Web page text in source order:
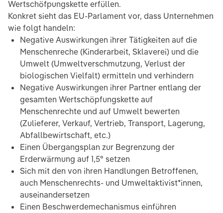
Wertschöfpungskette erfüllen.
Konkret sieht das EU-Parlament vor, dass Unternehmen
wie folgt handeln:
Negative Auswirkungen ihrer Tätigkeiten auf die
Menschenreche (Kinderarbeit, Sklaverei) und die
Umwelt (Umweltverschmutzung, Verlust der
biologischen Vielfalt) ermitteln und verhindern
Negative Auswirkungen ihrer Partner entlang der
gesamten Wertschöpfungskette auf
Menschenrechte und auf Umwelt bewerten
(Zulieferer, Verkauf, Vertrieb, Transport, Lagerung,
Abfallbewirtschaft, etc.)
Einen Übergangsplan zur Begrenzung der
Erderwärmung auf 1,5° setzen
Sich mit den von ihren Handlungen Betroffenen,
auch Menschenrechts- und Umweltaktivist*innen,
auseinandersetzen
Einen Beschwerdemechanismus einführen